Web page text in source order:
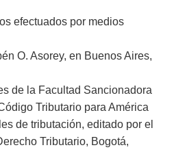
efectuados por medios
O. Asorey, en Buenos Aires,
de la Facultad Sancionadora
Tributario para América
de tributación, editado por el
Tributario, Bogotá,